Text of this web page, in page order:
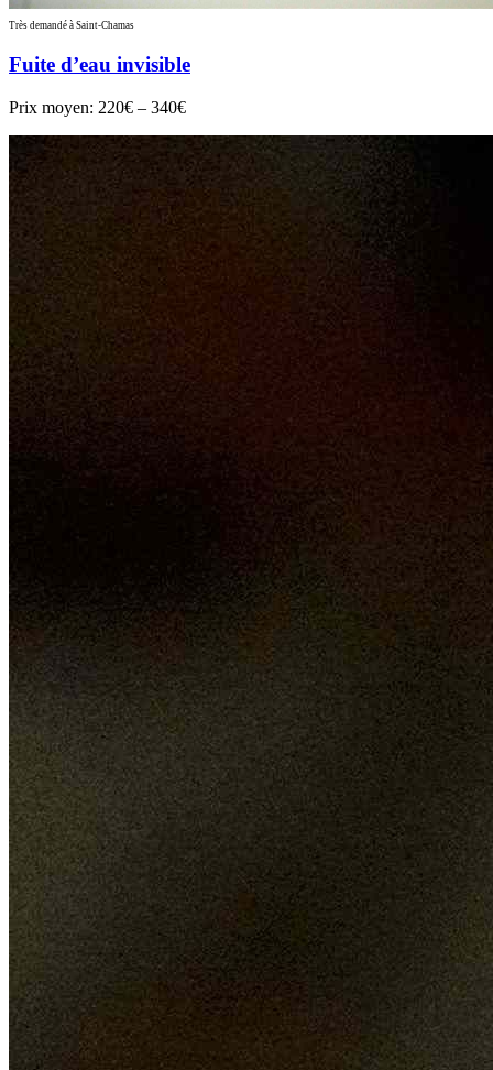
Très demandé à Saint-Chamas
Fuite d’eau invisible
Prix moyen: 220€ – 340€